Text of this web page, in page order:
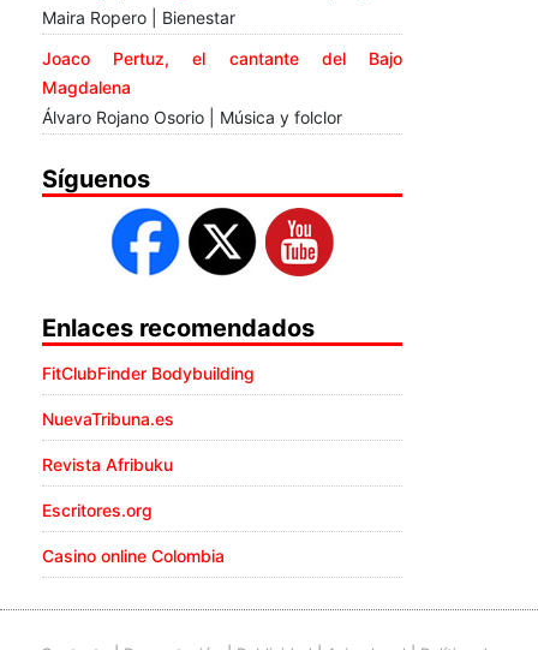
Maira Ropero | Bienestar
Joaco Pertuz, el cantante del Bajo
Magdalena
Álvaro Rojano Osorio | Música y folclor
Síguenos
Enlaces recomendados
FitClubFinder Bodybuilding
NuevaTribuna.es
Revista Afribuku
Escritores.org
Casino online Colombia